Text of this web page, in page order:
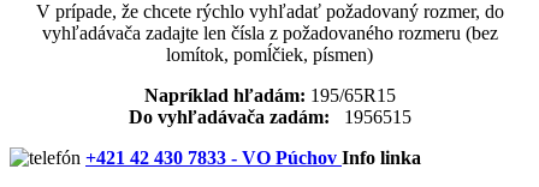
V prípade, že chcete rýchlo vyhľadať požadovaný rozmer, do
vyhľadávača zadajte len čísla z požadovaného rozmeru (bez
lomítok, pomĺčiek, písmen)
Napríklad hľadám: 195/65R15
Do vyhľadávača zadám: 1956515
+421 42 430 7833 - VO Púchov Info linka